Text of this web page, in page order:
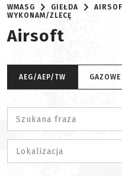
WMASG GIEŁDA
WYKONAM/ZLECĘ
Airsoft
AEG/AEP/TW GAZOWE
Szukana fraza
Lokalizacja